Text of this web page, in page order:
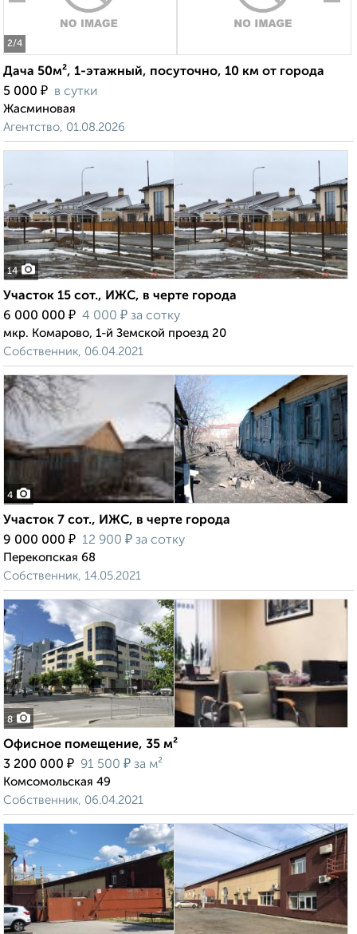
2/4
Дача 50м², 1-этажный, посуточно, 10 км от города
5 000 ₽ в сутки
Жасминовая
Агентство, 01.08.2026
14
Участок 15 сот., ИЖС, в черте города
6 000 000 ₽ 4 000 ₽ за сотку
мкр. Комарово, 1-й Земской проезд 20
Собственник, 06.04.2021
4
Участок 7 сот., ИЖС, в черте города
9 000 000 ₽ 12 900 ₽ за сотку
Перекопская 68
Собственник, 14.05.2021
8
Офисное помещение, 35 м²
3 200 000 ₽ 91 500 ₽ за м²
Комсомольская 49
Собственник, 06.04.2021